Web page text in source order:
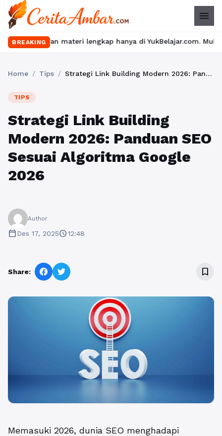
menu
BREAKING
materi lengkap hanya di YukBelajar.com. Mulai langkah
Home / Tips / Strategi Link Building Modern 2026: Panduan SEO Sesuai Algoritma Google 2026
TIPS
Strategi Link Building
Modern 2026: Panduan SEO
Sesuai Algoritma Google
2026
Author
calendar_todayDes 17, 2025schedule12:48
Share: bookmark_border
Memasuki 2026, dunia SEO menghadapi